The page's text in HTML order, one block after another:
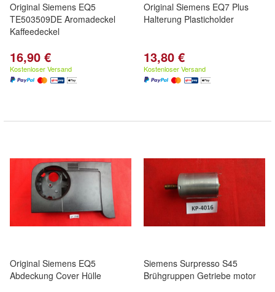
Original Siemens EQ5
TE503509DE Aromadeckel
Kaffeedeckel
16,90 €
Kostenloser Versand
Original Siemens EQ7 Plus
Halterung Plasticholder
13,80 €
Kostenloser Versand
Original Siemens EQ5
Abdeckung Cover Hülle
Siemens Surpresso S45
Brühgruppen Getriebe motor